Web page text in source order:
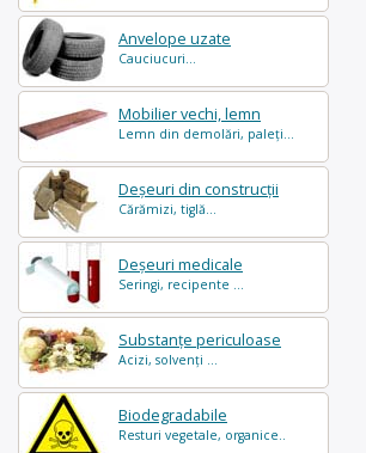
Anvelope uzate
Cauciucuri...
Mobilier vechi, lemn
Lemn din demolări, paleți...
Deșeuri din construcții
Cărămizi, tiglă...
Deșeuri medicale
Seringi, recipente ...
Substanțe periculoase
Acizi, solvenți ...
Biodegradabile
Resturi vegetale, organice..